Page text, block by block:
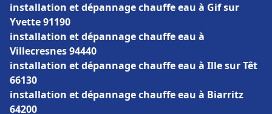
installation et dépannage chauffe eau à Gif sur
Yvette 91190
installation et dépannage chauffe eau à
Villecresnes 94440
installation et dépannage chauffe eau à Ille sur Têt
66130
installation et dépannage chauffe eau à Biarritz
64200